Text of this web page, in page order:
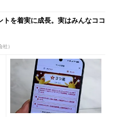
トを着実に成長。実はみんなココ
）